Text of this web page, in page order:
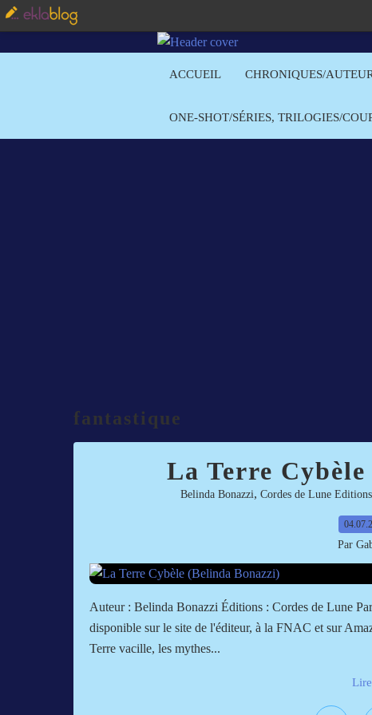
ACCUEIL CHRONIQUES/
ONE-SHOT/SÉRIES, TRILOGIES/
fantastique
La Terre
Belinda Bonazzi, Cordes de Lune Editions
Par
Auteur : Belinda Bonazzi Éditions : Cordes de Lune
disponible sur le site de l'éditeur, à la FNAC et sur
Terre vacille, les mythes...